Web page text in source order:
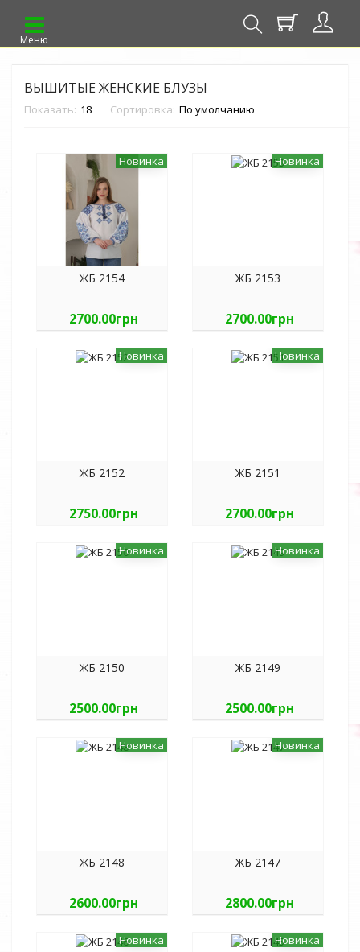
Меню
ВЫШИТЫЕ ЖЕНСКИЕ БЛУЗЫ
Показать: Сортировка:
Новинка
ЖБ 2154
2700.00грн
Новинка
ЖБ 2153
2700.00грн
Новинка
ЖБ 2152
2750.00грн
Новинка
ЖБ 2151
2700.00грн
Новинка
ЖБ 2150
2500.00грн
Новинка
ЖБ 2149
2500.00грн
Новинка
ЖБ 2148
2600.00грн
Новинка
ЖБ 2147
2800.00грн
Новинка Новинка